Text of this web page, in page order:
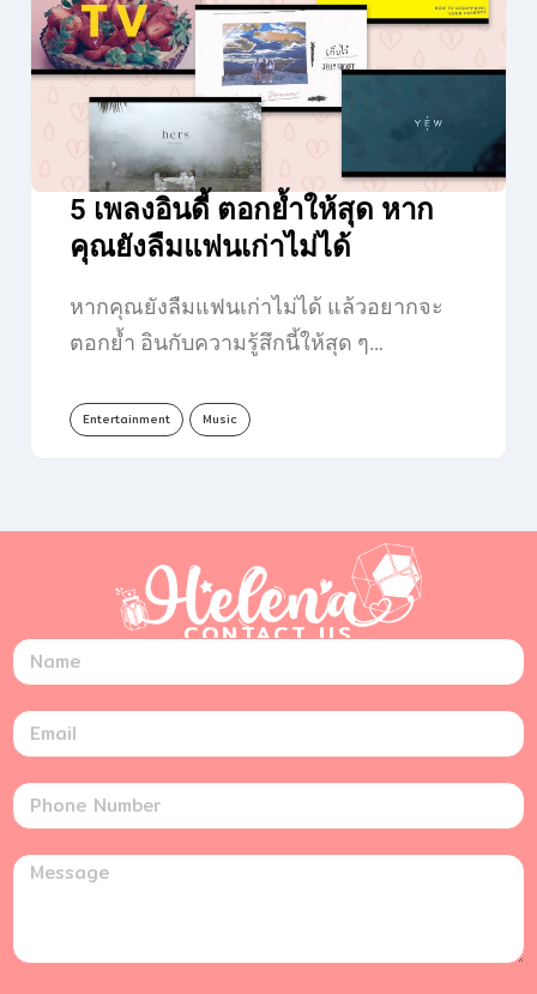
5 เพลงอินดี้ ตอกย้ำให้สุด หาก
คุณยังลืมแฟนเก่าไม่ได้
หากคุณยังลืมแฟนเก่าไม่ได้ แล้วอยากจะ
ตอกย้ำ อินกับความรู้สึกนี้ให้สุด ๆ…
Entertainment Music
CONTACT US